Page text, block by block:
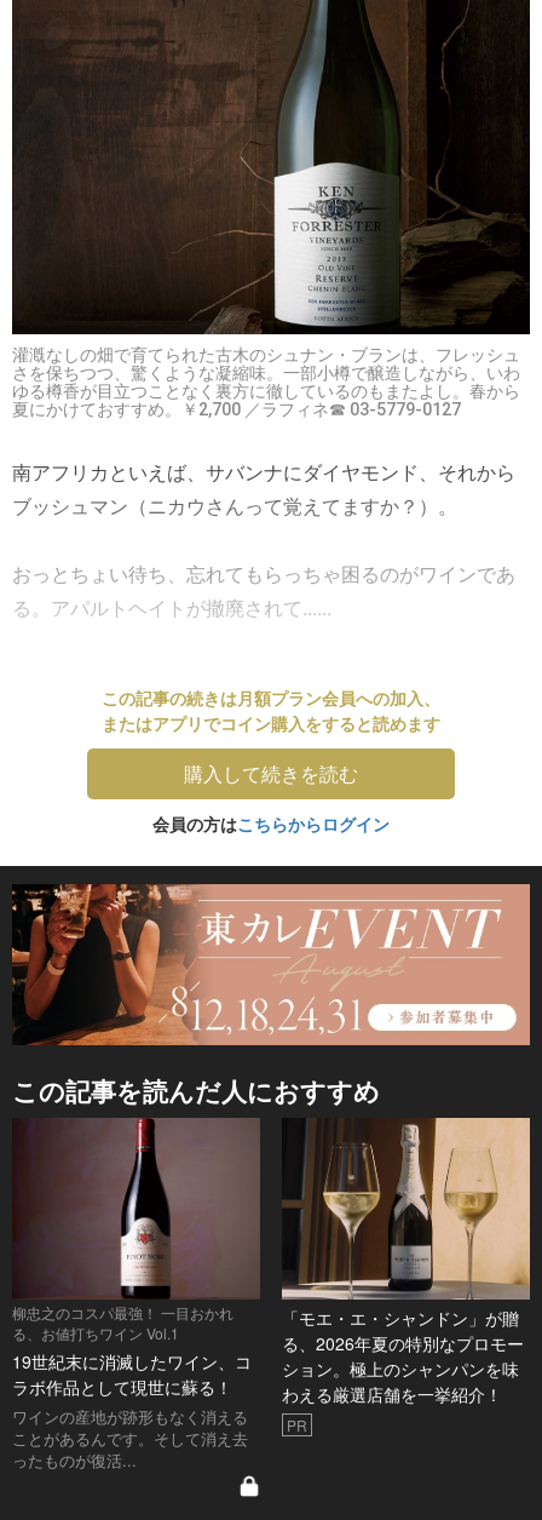
灌漑なしの畑で育てられた古木のシュナン・ブランは、フレッシュ
さを保ちつつ、驚くような凝縮味。一部小樽で醸造しながら、いわ
ゆる樽香が目立つことなく裏方に徹しているのもまたよし。春から
夏にかけておすすめ。￥2,700 ／ラフィネ☎ 03-5779-0127
南アフリカといえば、サバンナにダイヤモンド、それから
ブッシュマン（ニカウさんって覚えてますか？）。
おっとちょい待ち、忘れてもらっちゃ困るのがワインであ
る。アパルトヘイトが撤廃されて......
この記事の続きは月額プラン会員への加入、
またはアプリでコイン購入をすると読めます
購入して続きを読む
会員の方はこちらからログイン
この記事を読んだ人におすすめ
柳忠之のコスパ最強！ 一目おかれ
る、お値打ちワイン Vol.1
19世紀末に消滅したワイン、コ
ラボ作品として現世に蘇る！
ワインの産地が跡形もなく消える
ことがあるんです。そして消え去
ったものが復活...
「モエ・エ・シャンドン」が贈
る、2026年夏の特別なプロモー
ション。極上のシャンパンを味
わえる厳選店舗を一挙紹介！
PR